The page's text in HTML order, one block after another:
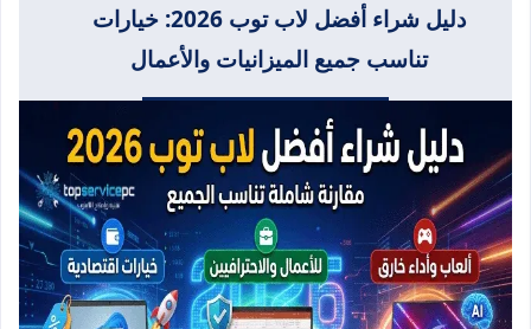
دليل شراء أفضل لاب توب 2026: خيارات
تناسب جميع الميزانيات والأعمال